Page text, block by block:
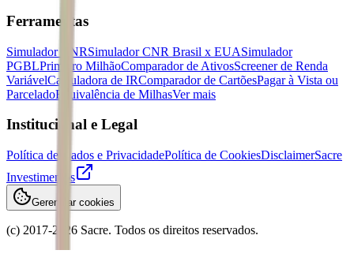
Ferramentas
Simulador CNRSimulador CNR Brasil x EUASimulador
PGBLPrimeiro MilhãoComparador de AtivosScreener de Renda
VariávelCalculadora de IRComparador de CartõesPagar à Vista ou
ParceladoEquivalência de MilhasVer mais
Institucional e Legal
Política de Dados e PrivacidadePolítica de CookiesDisclaimerSacre
Investimentos
Gerenciar cookies
(c) 2017-2026 Sacre. Todos os direitos reservados.